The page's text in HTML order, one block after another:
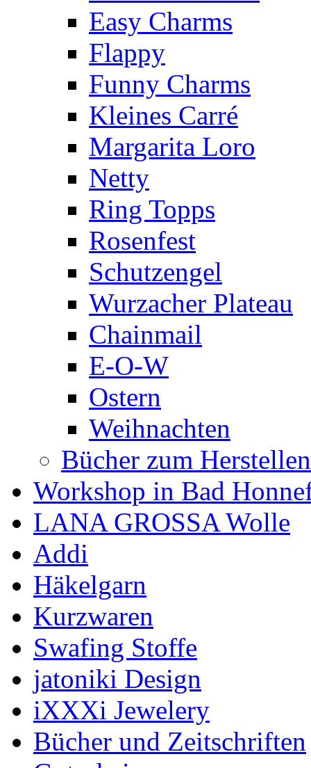
Easy Charms
Flappy
Funny Charms
Kleines Carré
Margarita Loro
Netty
Ring Topps
Rosenfest
Schutzengel
Wurzacher Plateau
Chainmail
E-O-W
Ostern
Weihnachten
Bücher zum
Workshop in Bad
LANA GROSSA Wolle
Addi
Häkelgarn
Kurzwaren
Swafing Stoffe
jatoniki Design
iXXXi Jewelery
Bücher und Zeitschriften